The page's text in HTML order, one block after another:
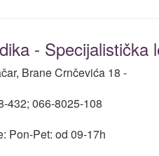
- Specijalistička
Brane Crnčevića 18 -
432; 066-8025-108
Pon-Pet: od 09-17h